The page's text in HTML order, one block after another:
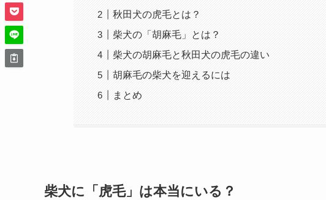
秋田犬の虎毛とは？
柴犬の「胡麻毛」とは？
柴犬の胡麻毛と秋田犬の虎毛の違い
胡麻毛の柴犬を迎えるには
まとめ
柴犬に「虎毛」は本当にいる？